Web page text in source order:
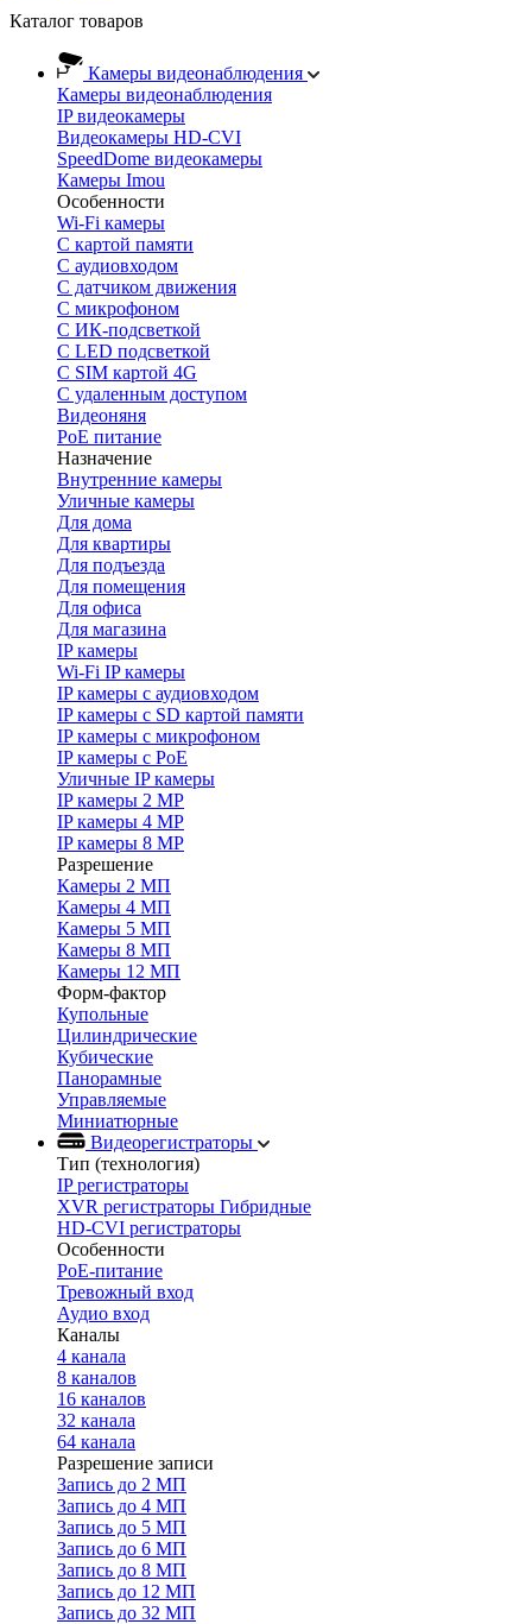
Каталог товаров
Камеры видеонаблюдения
Камеры видеонаблюдения
IP видеокамеры
Видеокамеры HD-CVI
SpeedDome видеокамеры
Камеры Imou
Особенности
Wi-Fi камеры
С картой памяти
С аудиовходом
С датчиком движения
С микрофоном
С ИК-подсветкой
С LED подсветкой
C SIM картой 4G
C удаленным доступом
Видеоняня
PoE питание
Назначение
Внутренние камеры
Уличные камеры
Для дома
Для квартиры
Для подъезда
Для помещения
Для офиса
Для магазина
IP камеры
Wi-Fi IP камеры
IP камеры с аудиовходом
IP камеры с SD картой памяти
IP камеры с микрофоном
IP камеры с PoE
Уличные IP камеры
IP камеры 2 MP
IP камеры 4 MP
IP камеры 8 MP
Разрешение
Камеры 2 МП
Камеры 4 МП
Камеры 5 МП
Камеры 8 МП
Камеры 12 МП
Форм-фактор
Купольные
Цилиндрические
Кубические
Панорамные
Управляемые
Миниатюрные
Видеорегистраторы
Тип (технология)
IP регистраторы
XVR регистраторы Гибридные
HD-CVI регистраторы
Особенности
PoE-питание
Тревожный вход
Аудио вход
Каналы
4 канала
8 каналов
16 каналов
32 канала
64 канала
Разрешение записи
Запись до 2 МП
Запись до 4 МП
Запись до 5 МП
Запись до 6 МП
Запись до 8 МП
Запись до 12 МП
Запись до 32 МП